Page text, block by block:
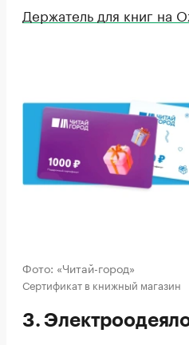
Держатель для книг на
Фото: «Читай-город»
Сертификат в книжный магазин
3.